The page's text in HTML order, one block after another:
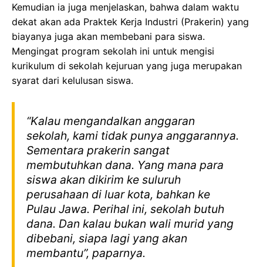
Kemudian ia juga menjelaskan, bahwa dalam waktu
dekat akan ada Praktek Kerja Industri (Prakerin) yang
biayanya juga akan membebani para siswa.
Mengingat program sekolah ini untuk mengisi
kurikulum di sekolah kejuruan yang juga merupakan
syarat dari kelulusan siswa.
“Kalau mengandalkan anggaran
sekolah, kami tidak punya anggarannya.
Sementara prakerin sangat
membutuhkan dana. Yang mana para
siswa akan dikirim ke suluruh
perusahaan di luar kota, bahkan ke
Pulau Jawa. Perihal ini, sekolah butuh
dana. Dan kalau bukan wali murid yang
dibebani, siapa lagi yang akan
membantu”, paparnya.